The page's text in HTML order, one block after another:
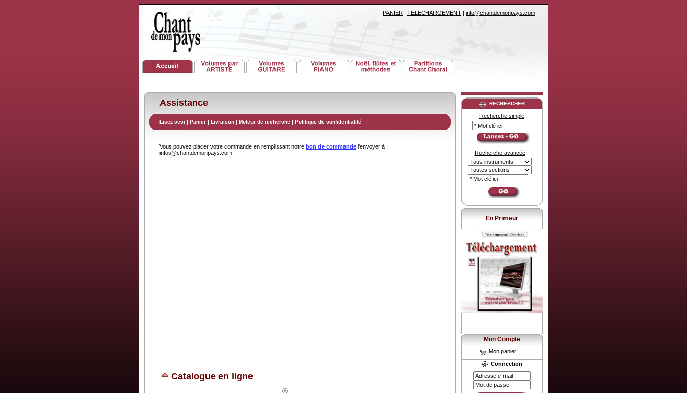
PANIER | TELECHARGEMENT | info@chantdemonpays.com
Assistance
Lisez ceci | Panier | Livraison | Moteur de recherche | Politique de confidentialité
Vous pouvez placer votre commande en remplissant notre bon de commande l'envoyer à :
infos@chantdemonpays.com
Catalogue en ligne
RECHERCHER
Recherche simple
Recherche avancée
En Primeur
Mon Compte
Mon panier
Connection